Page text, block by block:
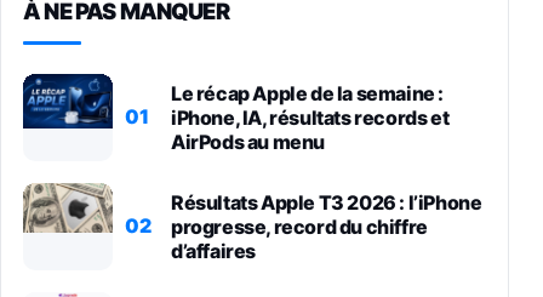
À NE PAS MANQUER
01
Le récap Apple de la semaine :
iPhone, IA, résultats records et
AirPods au menu
02
Résultats Apple T3 2026 : l’iPhone
progresse, record du chiffre
d’affaires